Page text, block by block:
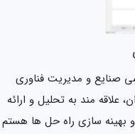
و مدیریت فناوری
علاقه مند به تحلیل و ارائه
سازی راه حل ها هستم